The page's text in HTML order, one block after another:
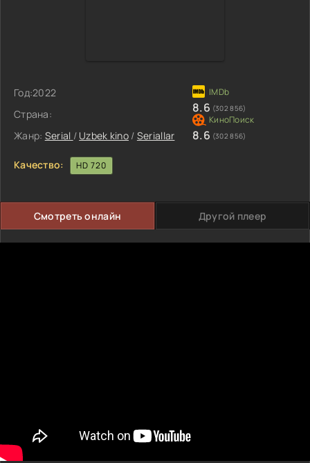
Год:2022
Страна:
Жанр: Serial / Uzbek kino / Seriallar
8.6 (302 856)
8.6 (302 856)
Качество: HD 720
Смотреть онлайн Другой плеер